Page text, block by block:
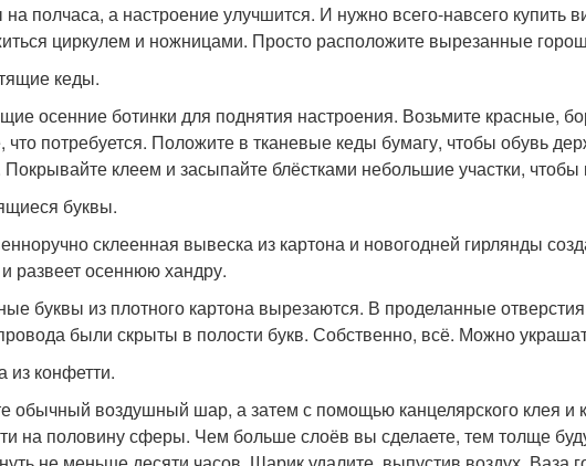
полчаса, а настроение улучшится. И нужно всего-навсего купить
циркулем и ножницами. Просто расположите вырезанные
кеды.
осенние ботинки для поднятия настроения. Возьмите красные,
что потребуется. Положите в тканевые кеды бумагу, чтобы обувь
Покрывайте клеем и засыпайте блёстками небольшие участки,
буквы.
склеенная вывеска из картона и новогодней гирлянды
развеет осеннюю хандру.
буквы из плотного картона вырезаются. В проделанные
были скрыты в полости букв. Собственно, всё. Можно
из конфетти.
обычный воздушный шар, а затем с помощью канцелярского клея и
на половину сферы. Чем больше слоёв вы сделаете, тем толще